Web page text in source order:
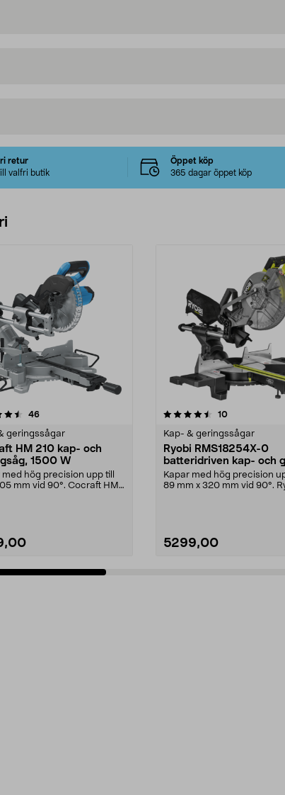
retur
valfri butik
Öppet köp
365 dagar öppet köp
46recensioner
geringssågar
HM 210 kap- och
1500 W
med hög precision upp till
mm vid 90°. Cocraft HM
4.5 av 5 stjärnor 10recensioner
Kap- & geringssågar
Ryobi RMS18254X-0
batteridriven kap- och
Kapar med hög precision
89 mm x 320 mm vid 90°.
5299,00
5.0 av 5 stjärnor